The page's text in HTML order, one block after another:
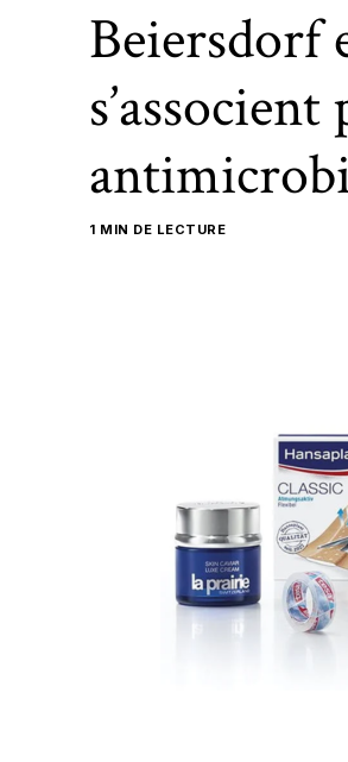
Beiersdorf
1 MIN DE LECTURE